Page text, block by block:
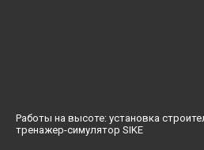
Работы на высоте: установка
тренажер-симулятор SIKE